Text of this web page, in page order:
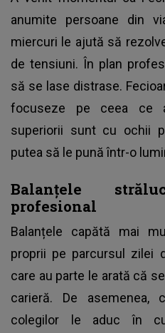
anumite persoane din
miercuri le ajută să
de tensiuni. În plan
să se lase distrase.
focuseze pe ceea ce
superiorii sunt cu ochii
putea să le pună într-o
Balanțele
profesional
Balanțele capătă mai
proprii pe parcursul zilei
care au parte le arată că
carieră. De asemenea,
colegilor le aduc în